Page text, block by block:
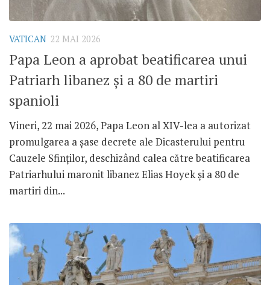
VATICAN 22 MAI 2026
Papa Leon a aprobat beatificarea unui
Patriarh libanez și a 80 de martiri
spanioli
Vineri, 22 mai 2026, Papa Leon al XIV-lea a autorizat
promulgarea a șase decrete ale Dicasterului pentru
Cauzele Sfinților, deschizând calea către beatificarea
Patriarhului maronit libanez Elias Hoyek și a 80 de
martiri din...